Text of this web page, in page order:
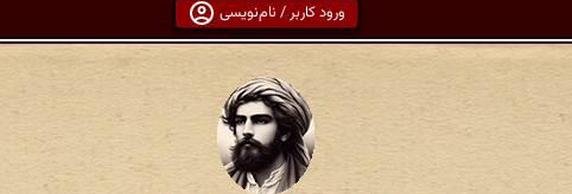
ورود کاربر / نام‌نویسی